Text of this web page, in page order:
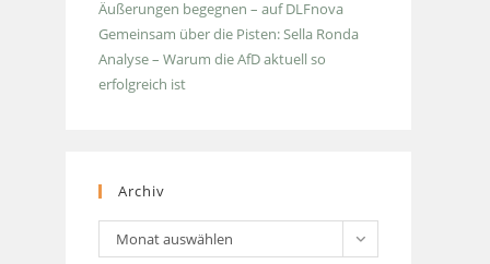
Äußerungen begegnen – auf DLFnova
Gemeinsam über die Pisten: Sella Ronda
Analyse – Warum die AfD aktuell so
erfolgreich ist
Archiv
Archiv
Monat auswählen